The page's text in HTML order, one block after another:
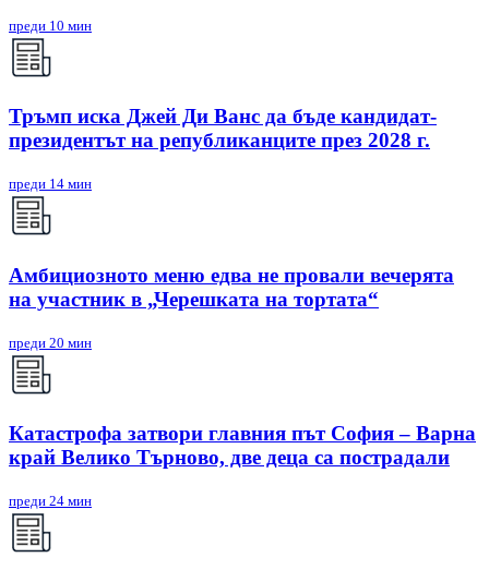
преди 10 мин
Тръмп иска Джей Ди Ванс да бъде кандидат-
президентът на републиканците през 2028 г.
преди 14 мин
Амбициозното меню едва не провали вечерята
на участник в „Черешката на тортата“
преди 20 мин
Катастрофа затвори главния път София – Варна
край Велико Търново, две деца са пострадали
преди 24 мин